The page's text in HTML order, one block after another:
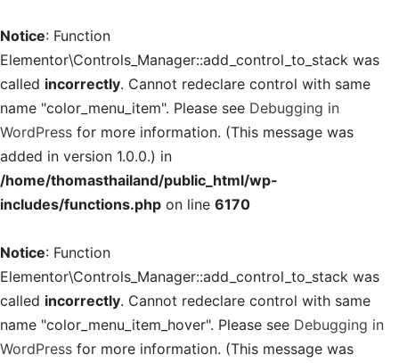
Notice: Function
Elementor\Controls_Manager::add_control_to_stack was
called incorrectly. Cannot redeclare control with same
name "color_menu_item". Please see Debugging in
WordPress for more information. (This message was
added in version 1.0.0.) in
/home/thomasthailand/public_html/wp-
includes/functions.php on line 6170
Notice: Function
Elementor\Controls_Manager::add_control_to_stack was
called incorrectly. Cannot redeclare control with same
name "color_menu_item_hover". Please see Debugging in
WordPress for more information. (This message was